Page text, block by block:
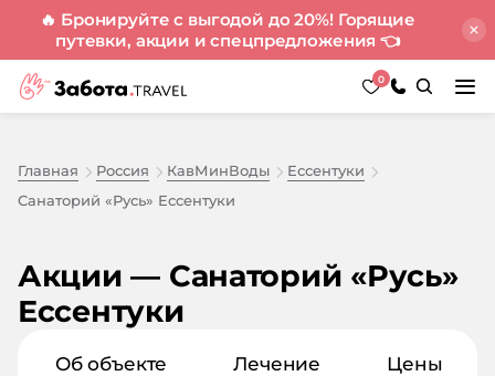
🔥 Бронируйте с выгодой до 20%! Горящие
путевки, акции и спецпредложения 👈
0
Главная Россия КавМинВоды
Ессентуки
Санаторий «Русь» Ессентуки
Акции — Санаторий «Русь»
Ессентуки
Об объекте Лечение Цены